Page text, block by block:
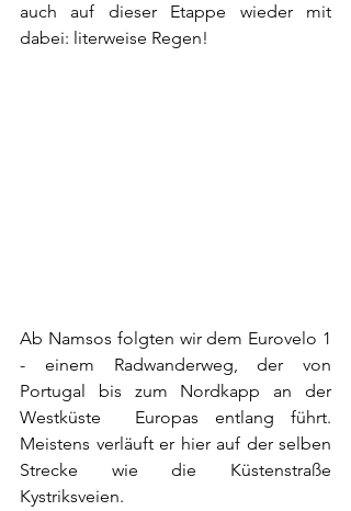
auch auf dieser Etappe wieder mit
dabei: literweise Regen!
Ab Namsos folgten wir dem Eurovelo 1
- einem Radwanderweg, der von
Portugal bis zum Nordkapp an der
Westküste  Europas entlang führt.
Meistens verläuft er hier auf der selben
Strecke wie die Küstenstraße
Kystriksveien.